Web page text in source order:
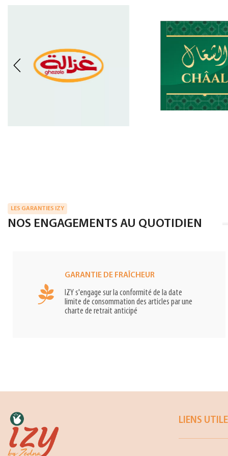
LES GARANTIES IZY
NOS ENGAGEMENTS AU QUOTIDIEN
GARANTIE DE FRAÎCHEUR
IZY s'engage sur la conformité de la date
limite de consommation des articles par une
charte de retrait anticipé
LIENS